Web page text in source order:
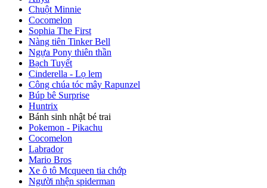
Chuột Minnie
Cocomelon
Sophia The First
Nàng tiên Tinker Bell
Ngựa Pony thiên thần
Bạch Tuyết
Cinderella - Lọ lem
Công chúa tóc mây Rapunzel
Búp bê Surprise
Huntrix
Bánh sinh nhật bé trai
Pokemon - Pikachu
Cocomelon
Labrador
Mario Bros
Xe ô tô Mcqueen tia chớp
Người nhện spiderman